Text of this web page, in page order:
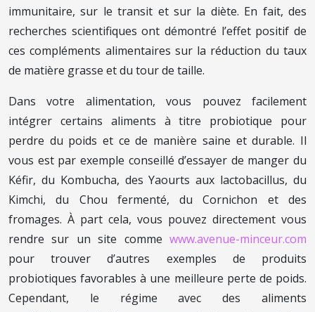
immunitaire, sur le transit et sur la diète. En fait, des
recherches scientifiques ont démontré l’effet positif de
ces compléments alimentaires sur la réduction du taux
de matière grasse et du tour de taille.
Dans votre alimentation, vous pouvez facilement
intégrer certains aliments à titre probiotique pour
perdre du poids et ce de manière saine et durable. Il
vous est par exemple conseillé d’essayer de manger du
Kéfir, du Kombucha, des Yaourts aux lactobacillus, du
Kimchi, du Chou fermenté, du Cornichon et des
fromages. À part cela, vous pouvez directement vous
rendre sur un site comme www.avenue-minceur.com
pour trouver d’autres exemples de produits
probiotiques favorables à une meilleure perte de poids.
Cependant, le régime avec des aliments